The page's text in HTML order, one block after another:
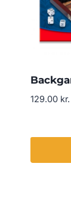
129.00 kr.